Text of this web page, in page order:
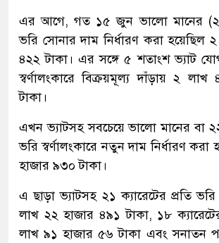
এর আগে, গত ১৫ জুন ভালো মানের (২২
ভরি সোনার দাম নির্ধারণ করা হয়েছিল
৪২২ টাকা। এর সঙ্গে ৫ শতাংশ ভ্যাট
স্বর্ণালংকারে বিক্রয়মূল্য দাঁড়ায় ২
টাকা।
এখন ভ্যাটসহ সবচেয়ে ভালো মানের বা ২২
ভরি স্বর্ণালংকারে নতুন দাম নির্ধারণ
হাজার ৯৩০ টাকা।
এ ছাড়া ভ্যাটসহ ২১ ক্যারেটের প্রতি
লাখ ২২ হাজার ৪৯১ টাকা, ১৮
লাখ ৯১ হাজার ৫৬ টাকা এবং সনাতন